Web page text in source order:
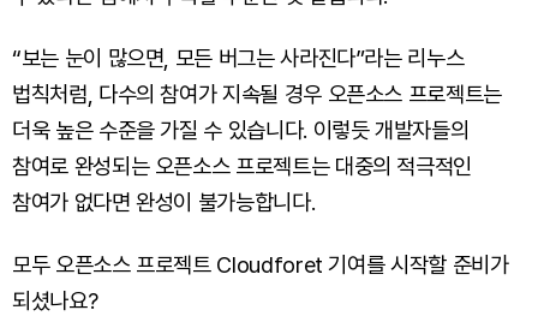
“보는 눈이 많으면, 모든 버그는 사라진다”라는 리누스
법칙처럼, 다수의 참여가 지속될 경우 오픈소스 프로젝트는
더욱 높은 수준을 가질 수 있습니다. 이렇듯 개발자들의
참여로 완성되는 오픈소스 프로젝트는 대중의 적극적인
참여가 없다면 완성이 불가능합니다.
모두 오픈소스 프로젝트 Cloudforet 기여를 시작할 준비가
되셨나요?